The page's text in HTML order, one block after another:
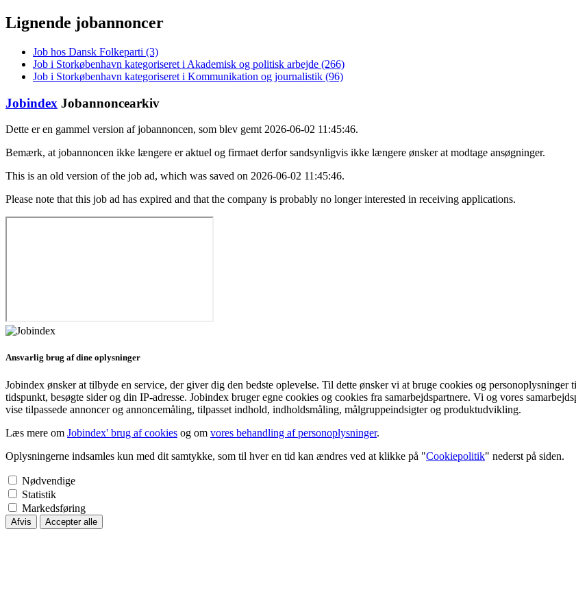
Lignende jobannoncer
Job hos Dansk Folkeparti (3)
Job i Storkøbenhavn kategoriseret i Akademisk og politisk arbejde (266)
Job i Storkøbenhavn kategoriseret i Kommunikation og journalistik (96)
Jobindex Jobannoncearkiv
Dette er en gammel version af jobannoncen, som blev gemt 2026-06-02 11:45:46.
Bemærk, at jobannoncen ikke længere er aktuel og firmaet derfor sandsynligvis ikke længere ønsker at modtage ansøgninger.
This is an old version of the job ad, which was saved on 2026-06-02 11:45:46.
Please note that this job ad has expired and that the company is probably no longer interested in receiving applications.
Ansvarlig brug af dine oplysninger
Jobindex ønsker at tilbyde en service, der giver dig den bedste oplevelse. Til dette ønsker vi at bruge cookies og
tidspunkt, besøgte sider og din IP-adresse. Jobindex bruger egne cookies og cookies fra samarbejdspartnere. Vi og vores
vise tilpassede annoncer og annoncemåling, tilpasset indhold, indholdsmåling, målgruppeindsigter og produktudvikling.
Læs mere om Jobindex' brug af cookies og om vores behandling af personoplysninger.
Oplysningerne indsamles kun med dit samtykke, som til hver en tid kan ændres ved at klikke på "Cookiepolitik" nederst på siden.
Nødvendige
Statistik
Markedsføring
Afvis Accepter alle